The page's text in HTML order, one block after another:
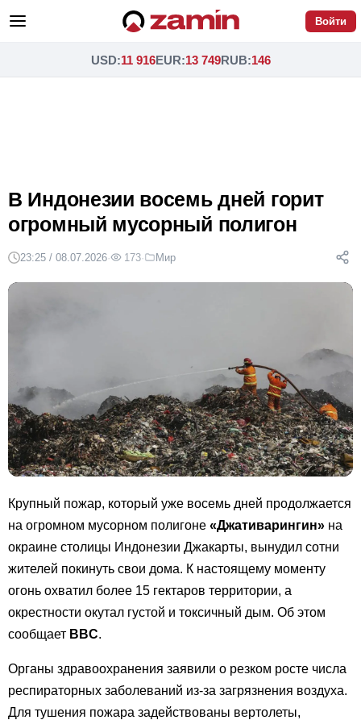
Войти
USD:11 916EUR:13 749RUB:146
В Индонезии восемь дней горит
огромный мусорный полигон
23:25 / 08.07.2026· 173· Мир
Крупный пожар, который уже восемь дней продолжается
на огромном мусорном полигоне «Джативарингин» на
окраине столицы Индонезии Джакарты, вынудил сотни
жителей покинуть свои дома. К настоящему моменту
огонь охватил более 15 гектаров территории, а
окрестности окутал густой и токсичный дым. Об этом
сообщает BBC.
Органы здравоохранения заявили о резком росте числа
респираторных заболеваний из-за загрязнения воздуха.
Для тушения пожара задействованы вертолеты,